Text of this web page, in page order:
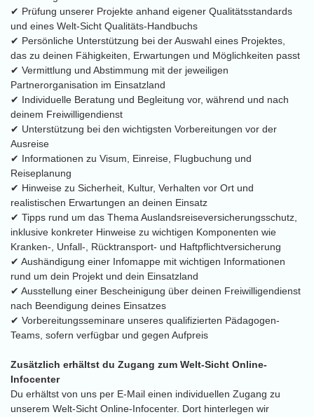
✔ Prüfung unserer Projekte anhand eigener Qualitätsstandards
und eines Welt-Sicht Qualitäts-Handbuchs
✔ Persönliche Unterstützung bei der Auswahl eines Projektes,
das zu deinen Fähigkeiten, Erwartungen und Möglichkeiten passt
✔ Vermittlung und Abstimmung mit der jeweiligen
Partnerorganisation im Einsatzland
✔ Individuelle Beratung und Begleitung vor, während und nach
deinem Freiwilligendienst
✔ Unterstützung bei den wichtigsten Vorbereitungen vor der
Ausreise
✔ Informationen zu Visum, Einreise, Flugbuchung und
Reiseplanung
✔ Hinweise zu Sicherheit, Kultur, Verhalten vor Ort und
realistischen Erwartungen an deinen Einsatz
✔ Tipps rund um das Thema Auslandsreiseversicherungsschutz,
inklusive konkreter Hinweise zu wichtigen Komponenten wie
Kranken-, Unfall-, Rücktransport- und Haftpflichtversicherung
✔ Aushändigung einer Infomappe mit wichtigen Informationen
rund um dein Projekt und dein Einsatzland
✔ Ausstellung einer Bescheinigung über deinen Freiwilligendienst
nach Beendigung deines Einsatzes
✔ Vorbereitungsseminare unseres qualifizierten Pädagogen-
Teams, sofern verfügbar und gegen Aufpreis
Zusätzlich erhältst du Zugang zum Welt-Sicht Online-
Infocenter
Du erhältst von uns per E-Mail einen individuellen Zugang zu
unserem Welt-Sicht Online-Infocenter. Dort hinterlegen wir